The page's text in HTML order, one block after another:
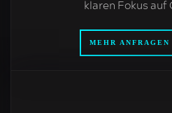
klaren Fokus auf
MEHR